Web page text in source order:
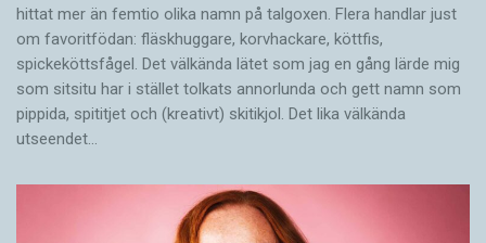
hittat mer än femtio olika namn på talgoxen. Flera handlar just
om favoritfödan: fläskhuggare, korvhackare, köttfis,
spickeköttsfågel. Det välkända lätet som jag en gång lärde mig
som sitsitu har i stället tolkats annorlunda och gett namn som
pippida, spititjet och (kreativt) skitikjol. Det lika välkända
utseendet…